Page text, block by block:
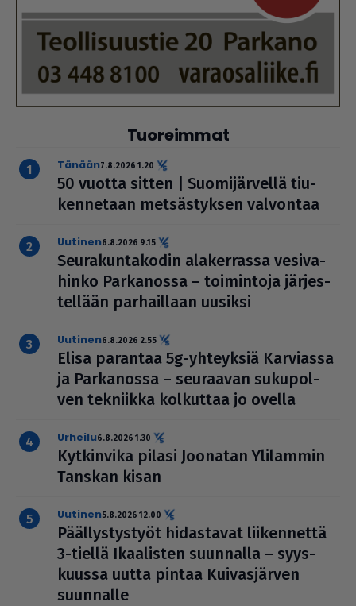
Tuoreimmat
Tänään7.8.2026 1.20
50 vuotta sitten | Suo­mi­jär­vellä tiu­
ken­ne­taan met­säs­tyk­sen valvontaa
uutinen6.8.2026 9.15
Seu­ra­kun­ta­ko­din ala­ker­rassa vesi­va­
hinko Par­ka­nossa – toi­min­toja jär­jes­
tel­lään par­hail­laan uusiksi
uutinen6.8.2026 2.55
Elisa parantaa 5g-yhteyksiä Karviassa
ja Par­ka­nossa – seuraavan suku­pol­
ven tekniikka kolkuttaa jo ovella
urheilu6.8.2026 1.30
Kyt­kin­vika pilasi Joonatan Ylilammin
Tanskan kisan
uutinen5.8.2026 12.00
Pääl­lys­tys­työt hidas­ta­vat lii­ken­nettä
3-tiellä Ikaa­lis­ten suunnalla – syys­
kuussa uutta pintaa Kui­vas­jär­ven
suunnalle